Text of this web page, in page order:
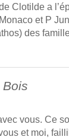
Clotilde a
et P
des
Bois
vous. Ce
et moi,